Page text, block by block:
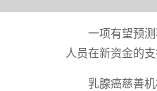
一项有望预
人员在新资金的支
乳腺癌慈善